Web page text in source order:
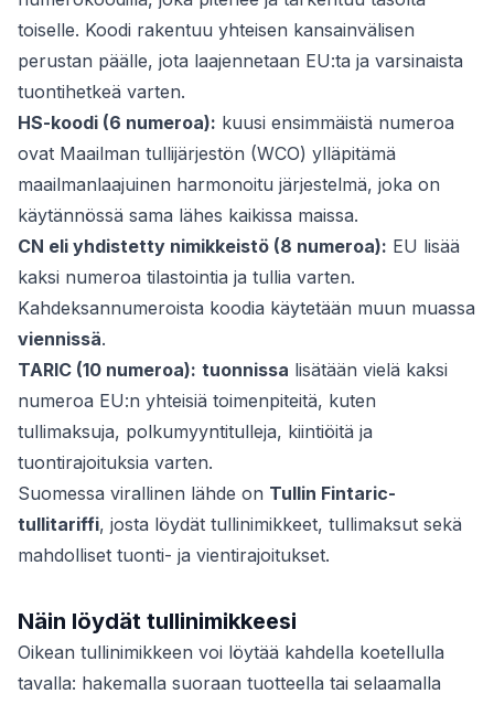
toiselle. Koodi rakentuu yhteisen kansainvälisen
perustan päälle, jota laajennetaan EU:ta ja varsinaista
tuontihetkeä varten.
HS-koodi (6 numeroa): kuusi ensimmäistä numeroa
ovat Maailman tullijärjestön (WCO) ylläpitämä
maailmanlaajuinen harmonoitu järjestelmä, joka on
käytännössä sama lähes kaikissa maissa.
CN eli yhdistetty nimikkeistö (8 numeroa): EU lisää
kaksi numeroa tilastointia ja tullia varten.
Kahdeksannumeroista koodia käytetään muun muassa
viennissä.
TARIC (10 numeroa): tuonnissa lisätään vielä kaksi
numeroa EU:n yhteisiä toimenpiteitä, kuten
tullimaksuja, polkumyyntitulleja, kiintiöitä ja
tuontirajoituksia varten.
Suomessa virallinen lähde on Tullin Fintaric-
tullitariffi, josta löydät tullinimikkeet, tullimaksut sekä
mahdolliset tuonti- ja vientirajoitukset.
Näin löydät tullinimikkeesi
Oikean tullinimikkeen voi löytää kahdella koetellulla
tavalla: hakemalla suoraan tuotteella tai selaamalla